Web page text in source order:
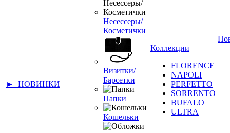
► НОВИНКИ
Несессеры/
Косметички
Визитки/
Барсетки
Папки
Кошельки
Коллекции
FLORENCE
NAPOLI
PERFETTO
SORRENTO
BUFALO
ULTRA